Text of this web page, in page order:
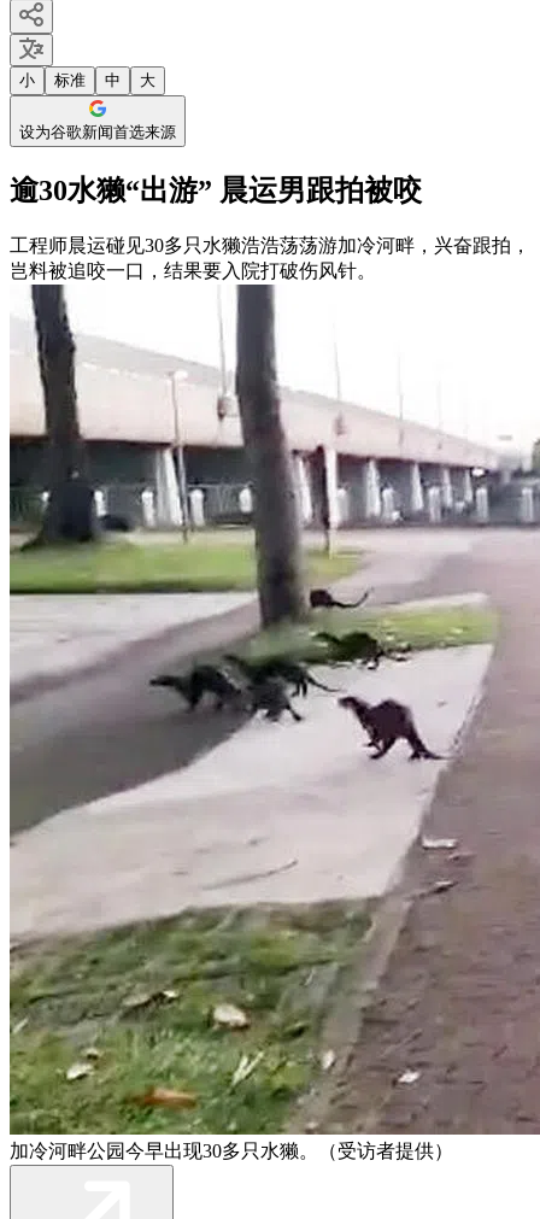
小 标准 中 大
设为谷歌新闻首选来源
逾30水獭“出游” 晨运男跟拍被咬
工程师晨运碰见30多只水獭浩浩荡荡游加冷河畔，兴奋跟拍，
岂料被追咬一口，结果要入院打破伤风针。
加冷河畔公园今早出现30多只水獭。（受访者提供）